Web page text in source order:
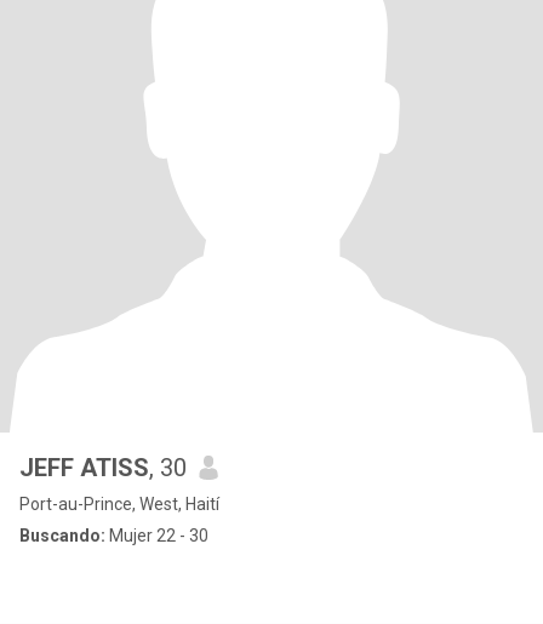
JEFF ATISS, 30
Port-au-Prince, West, Haití
Buscando: Mujer 22 - 30